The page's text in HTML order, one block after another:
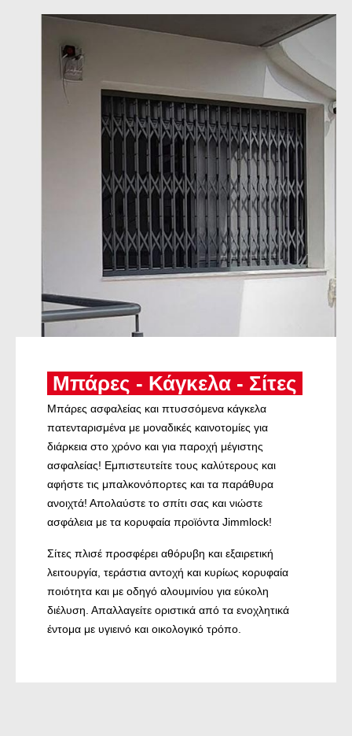
Μπάρες - Κάγκελα - Σίτες
Μπάρες ασφαλείας και πτυσσόμενα κάγκελα
πατενταρισμένα με μοναδικές καινοτομίες για
διάρκεια στο χρόνο και για παροχή μέγιστης
ασφαλείας! Εμπιστευτείτε τους καλύτερους και
αφήστε τις μπαλκονόπορτες και τα παράθυρα
ανοιχτά! Απολαύστε το σπίτι σας και νιώστε
ασφάλεια με τα κορυφαία προϊόντα Jimmlock!
Σίτες πλισέ προσφέρει αθόρυβη και εξαιρετική
λειτουργία, τεράστια αντοχή και κυρίως κορυφαία
ποιότητα και με οδηγό αλουμινίου για εύκολη
διέλυση. Απαλλαγείτε οριστικά από τα ενοχλητικά
έντομα με υγιεινό και οικολογικό τρόπο.